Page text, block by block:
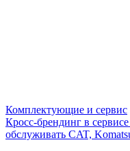
Комплектующие и сервис
Кросс-брендинг в
обслуживать CAT,